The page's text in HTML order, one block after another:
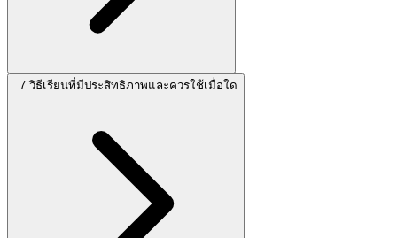
7 วิธีเรียนที่มีประสิทธิภาพและควรใช้เมื่อใด